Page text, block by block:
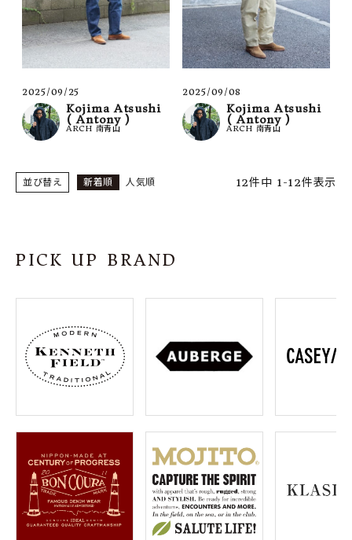
2025/09/25
Kojima Atsushi
( Antony )
ARCH 南青山
2025/09/08
Kojima Atsushi
( Antony )
ARCH 南青山
並び替え 新着順 人気順 12件中 1 -12件表示
PICK UP BRAND